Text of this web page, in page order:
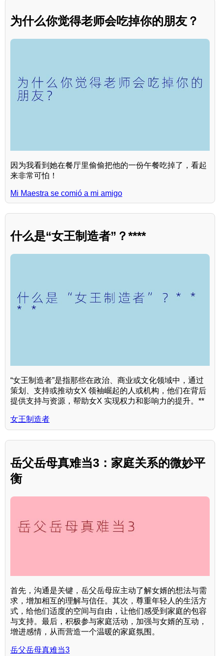
为什么你觉得老师会吃掉你的朋友？
因为我看到她在餐厅里偷偷把他的一份午餐吃掉了，看起
来非常可怕！
Mi Maestra se comió a mi amigo
什么是“女王制造者”？****
“女王制造者”是指那些在政治、商业或文化领域中，通过
策划、支持或推动女X 领袖崛起的人或机构，他们在背后
提供支持与资源，帮助女X 实现权力和影响力的提升。**
女王制造者
岳父岳母真难当3：家庭关系的微妙平
衡
首先，沟通是关键，岳父岳母应主动了解女婿的想法与需
求，增加相互的理解与信任。其次，尊重年轻人的生活方
式，给他们适度的空间与自由，让他们感受到家庭的包容
与支持。最后，积极参与家庭活动，加强与女婿的互动，
增进感情，从而营造一个温暖的家庭氛围。
岳父岳母真难当3